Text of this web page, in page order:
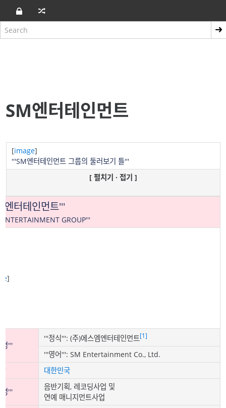
SM엔터테인먼트
[image]
'''SM엔터테인먼트 그룹의 둘러보기 틀'''
[ 펼치기 · 접기 ]
엔터테인먼트'''
GROUP'''
]
'''
'''정식''': (주)에스엠엔터테인먼트[1]
'''영어''': SM Entertainment Co., Ltd.
'''
대한민국
'''
음반기획, 레코딩사업 및
연예 매니지먼트사업